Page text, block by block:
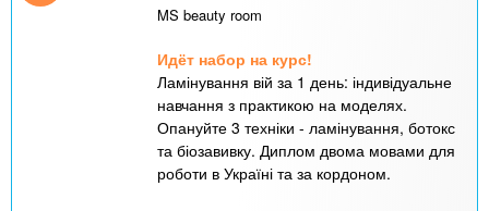
MS beauty room
Идёт набор на курс!
Ламінування вій за 1 день: індивідуальне
навчання з практикою на моделях.
Опануйте 3 техніки - ламінування, ботокс
та біозавивку. Диплом двома мовами для
роботи в Україні та за кордоном.